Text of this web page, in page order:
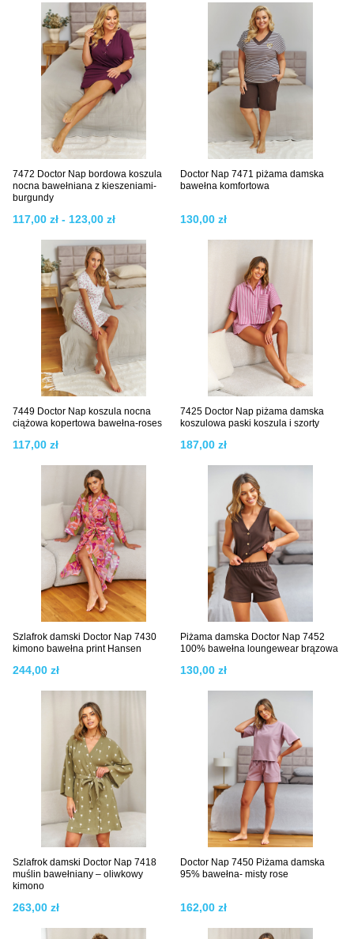
7472 Doctor Nap bordowa koszula
nocna bawełniana z kieszeniami-
burgundy
117,00 zł - 123,00 zł
Doctor Nap 7471 piżama damska
bawełna komfortowa
130,00 zł
7449 Doctor Nap koszula nocna
ciążowa kopertowa bawełna-roses
117,00 zł
7425 Doctor Nap piżama damska
koszulowa paski koszula i szorty
187,00 zł
Szlafrok damski Doctor Nap 7430
kimono bawełna print Hansen
244,00 zł
Piżama damska Doctor Nap 7452
100% bawełna loungewear brązowa
130,00 zł
Szlafrok damski Doctor Nap 7418
muślin bawełniany – oliwkowy
kimono
263,00 zł
Doctor Nap 7450 Piżama damska
95% bawełna- misty rose
162,00 zł